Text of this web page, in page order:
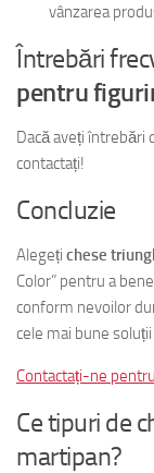
vânzarea
Întrebări
pentru
Dacă aveți întrebări
contactați!
Concluzie
Alegeți chese
Color” pentru a
conform nevoilor
cele mai bune
Contactați-ne
Ce tipuri de
martipan?